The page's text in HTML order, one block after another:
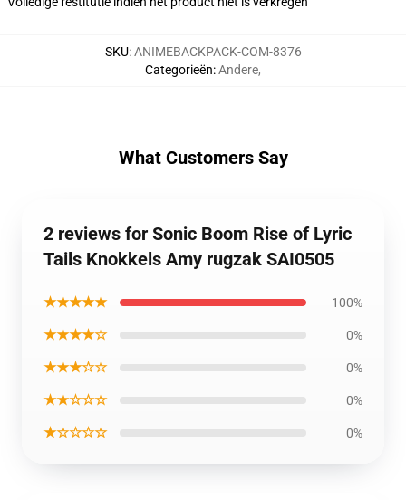
SKU:ANIMEBACKPACK-COM-8376
Categorieën:Andere,
What Customers Say
2 reviews for Sonic Boom Rise of Lyric
Tails Knokkels Amy rugzak SAI0505
★★★★★ 100%
★★★★☆ 0%
★★★☆☆ 0%
★★☆☆☆ 0%
★☆☆☆☆ 0%